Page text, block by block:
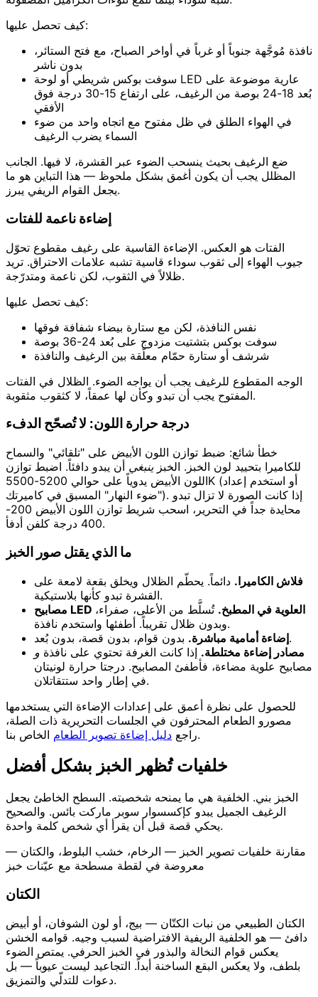
كيف تحصل عليها:
نافذة مُوجَّهة جنوباً أو غرباً في أواخر الصباح، مع فتح الستائر،
بدون ناشر
سوفت بوكس شريطي أو لوحة LED عارية موضوعة على
بُعد 18-24 بوصة من الرغيف، على ارتفاع 15-30 درجة فوق
الأفقي
في الهواء الطلق في ظل مفتوح مع اتجاه واحد من ضوء
السماء يضرب الرغيف
ضع الرغيف بحيث ينسحب الضوء عبر القشرة، لا فيها. الجانب
المظلل يجب أن يكون أغمق بشكل ملحوظ — هذا التباين هو ما
يجعل القوام الريفي يبرز.
إضاءة ناعمة للفتات
الفتات هو العكس. الإضاءة القاسية على رغيف مقطوع تحوّل
جيوب الهواء إلى ثقوب سوداء قاسية تشبه علامات الاحتراق. تريد
ظلالاً في الثقوب، لكن ناعمة ومتدرّجة.
كيف تحصل عليها:
نفس النافذة، لكن مع ستارة بيضاء شفافة فوقها
سوفت بوكس بتشتيت مزدوج على بُعد 24-36 بوصة
شرشف أو ستارة حمّام معلّقة بين الرغيف والنافذة
الوجه المقطوع للرغيف يجب أن يواجه الضوء. الظلال في الفتات
المفتوح يجب أن تبدو وكأن لها عمقاً، لا كثقوب مثقوبة.
درجة حرارة اللون: لا تُصحّح الدفء
خطأ شائع: ضبط توازن اللون الأبيض على "تلقائي" والسماح
للكاميرا بتحييد لون الخبز. الخبزينبغي أن يبدو دافئاً. اضبط توازن
اللون الأبيض يدوياً على حوالي 5200-5500K (أو استخدم إعداد
"ضوء النهار" المسبق في كاميرتك). إذا كانت الصورة لا تزال تبدو
محايدة جداً في التحرير، اسحب شريط توازن اللون الأبيض 200-
400 درجة كلفن أدفأ.
ما الذي يقتل صور الخبز
فلاش الكاميرا. دائماً. يحطّم الظلال ويخلق بقعة لامعة على
القشرة تبدو كأنها بلاستيكية.
مصابيح LED العلوية في المطبخ. تُسلَّط من الأعلى، صفراء،
وبدون ظلال تقريباً. أطفئها واستخدم نافذة.
إضاءة أمامية مباشرة.بدون قوام، بدون قصة، بدون بُعد.
مصادر إضاءة مختلطة. إذا كانت الغرفة تحتوي على نافذة و
مصابيح علوية مضاءة، فأطفئ المصابيح. درجتا حرارة لونيتان
في إطار واحد ستتقاتلان.
للحصول على نظرة أعمق على إعدادات الإضاءة التي يستخدمها
مصورو الطعام المحترفون في الجلسات التحريرية ذات الصلة،
راجع دليل إضاءة تصوير الطعام الخاص بنا.
خلفيات تُظهر الخبز بشكل أفضل
الخبز بني. الخلفية هي ما يمنحه شخصيته. السطح الخاطئ يجعل
الرغيف الجميل يبدو كإكسسوار سوبر ماركت بائس. والصحيح
يحكي قصة قبل أن يقرأ أي شخص كلمة واحدة.
مقارنة خلفيات تصوير الخبز — الرخام، خشب البلوط، والكتان —
معروضة في لقطة مسطحة مع عيّنات خبز
الكتان
الكتان الطبيعي من نبات الكتّان — بيج، أو لون الشوفان، أو أبيض
دافئ — هو الخلفية الريفية الافتراضية لسبب وجيه. قوامه الخشن
يعكس قوام النخالة والبذور في الخبز الحرفي. يمتص الضوء
بلطف، ولا يعكس البقع الساخنة أبداً. التجاعيد ليست عيوباً — بل
دعوات للتدلّي والتمزيق.